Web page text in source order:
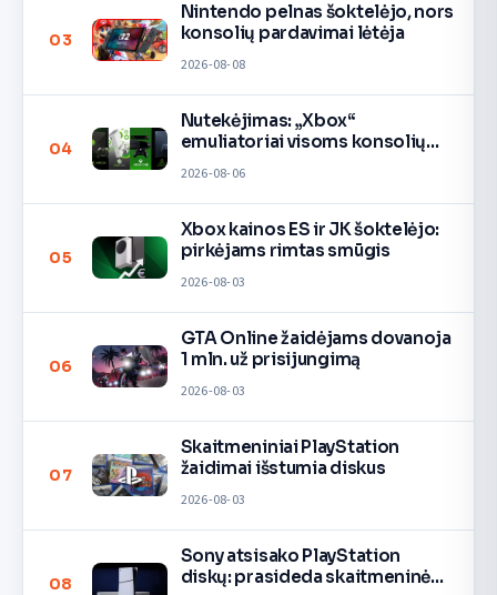
03
Nintendo pelnas šoktelėjo, nors
konsolių pardavimai lėtėja
2026-08-08
04
Nutekėjimas: „Xbox“
emuliatoriai visoms konsolių
2026-08-06
05
Xbox kainos ES ir JK šoktelėjo:
pirkėjams rimtas smūgis
2026-08-03
06
GTA Online žaidėjams dovanoja
1 mln. už prisijungimą
2026-08-03
07
Skaitmeniniai PlayStation
žaidimai išstumia diskus
2026-08-03
08
Sony atsisako PlayStation
diskų: prasideda skaitmeninė